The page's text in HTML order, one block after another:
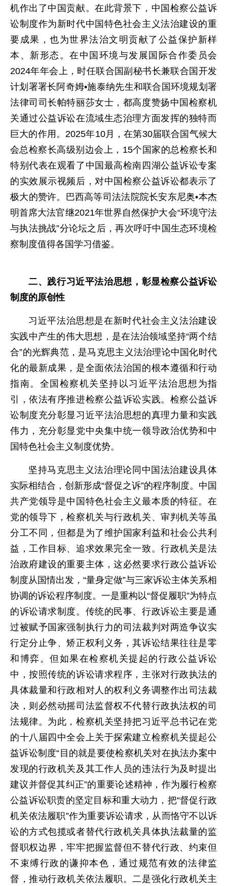
机作出了中国贡献。在此背景下，中国检察公益诉
讼制度作为新时代中国特色社会主义法治建设的重
要成果，也为世界法治文明贡献了公益保护新样
本、新形态。在中国环境与发展国际合作委员会
2024年年会上，时任联合国副秘书长兼联合国开发
计划署署长阿奇姆•施泰纳先生和联合国环境规划署
法律司司长帕特丽莎女士，都高度赞扬中国检察机
关通过公益诉讼在流域生态治理方面发挥的独特而
巨大的作用。2025年10月，在第30届联合国气候大
会总检察长高级别边会上，15个国家的总检察长和
特别代表在观看了中国最高检南四湖公益诉讼专案
的实效展示视频后，对中国检察公益诉讼都表示了
极大的赞许。巴西高等司法法院院长安东尼奥•本杰
明首席大法官继2021年世界自然保护大会“环境守法
与执法挑战”分论坛之后，再次呼吁中国生态环境检
察制度值得各国学习借鉴。
二、践行习近平法治思想，彰显检察公益诉讼
制度的原创性
习近平法治思想是在新时代社会主义法治建设
实践中产生的伟大思想，是在法治领域坚持“两个结
合”的光辉典范，是马克思主义法治理论中国化时代
化的最新成果，是全面依法治国的根本遵循和行动
指南。全国检察机关坚持以习近平法治思想为指
引，依法有序推进检察公益诉讼实践。检察公益诉
讼制度充分彰显习近平法治思想的真理力量和实践
伟力，充分彰显党中央集中统一领导政治优势和中
国特色社会主义制度优势。
坚持马克思主义法治理论同中国法治建设具体
实际相结合，创新形成“督促之诉”的程序制度。中国
共产党领导是中国特色社会主义最本质的特征。在
党的领导下，检察机关与行政机关、审判机关等虽
分工不同，但都是为了维护国家利益和社会公共利
益，工作目标、追求效果完全一致。行政机关是法
治政府建设的重要主体，这必然要求行政公益诉讼
制度从国情出发，“量身定做”与三家诉讼主体关系相
协调的诉讼程序制度。一是重构以“督促履职”为特点
的诉讼请求制度。传统的民事、行政诉讼主要是通
过被赋予国家强制执行力的司法裁判对两造争议实
行定分止争、矫正权利义务，其诉讼结果往往是零
和博弈。但如果在检察机关提起的行政公益诉讼
中，按照传统的诉讼请求程序，主张对行政执法的
具体裁量和行政相对人的权利义务调整作出司法裁
决，则必然动摇司法监督权不代替行政执法权的司
法规律。为此，检察机关坚持把习近平总书记在党
的十八届四中全会上关于探索建立检察机关提起公
益诉讼制度“目的就是要使检察机关对在执法办案中
发现的行政机关及其工作人员的违法行为及时提出
建议并督促其纠正”的重要论述精神，作为履行检察
公益诉讼职责的坚定目标和重大动力，把“督促行政
机关依法履职”作为重要诉讼请求，从而恪守不以诉
讼的方式包揽或者替代行政机关具体执法裁量的监
督职权边界，牢牢把握监督但不替代行政、约束但
不束缚行政的谦抑本色，通过规范有效的法律监
督，推动行政机关依法履职。二是强化行政机关主